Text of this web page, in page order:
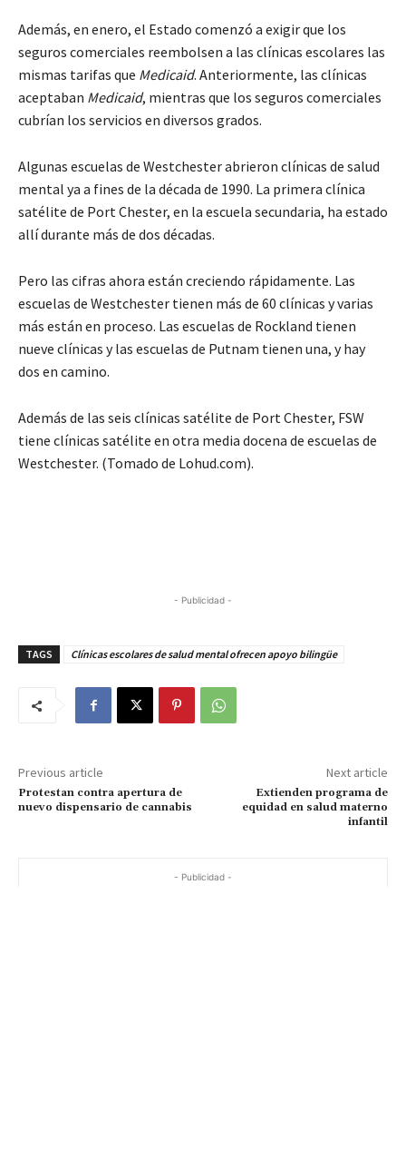
Además, en enero, el Estado comenzó a exigir que los
seguros comerciales reembolsen a las clínicas escolares las
mismas tarifas que Medicaid. Anteriormente, las clínicas
aceptaban Medicaid, mientras que los seguros comerciales
cubrían los servicios en diversos grados.
Algunas escuelas de Westchester abrieron clínicas de salud
mental ya a fines de la década de 1990. La primera clínica
satélite de Port Chester, en la escuela secundaria, ha estado
allí durante más de dos décadas.
Pero las cifras ahora están creciendo rápidamente. Las
escuelas de Westchester tienen más de 60 clínicas y varias
más están en proceso. Las escuelas de Rockland tienen
nueve clínicas y las escuelas de Putnam tienen una, y hay
dos en camino.
Además de las seis clínicas satélite de Port Chester, FSW
tiene clínicas satélite en otra media docena de escuelas de
Westchester. (Tomado de Lohud.com).
- Publicidad -
TAGS Clínicas escolares de salud mental ofrecen apoyo bilingüe
Previous article
Protestan contra apertura de
nuevo dispensario de cannabis
Next article
Extienden programa de
equidad en salud materno
infantil
- Publicidad -